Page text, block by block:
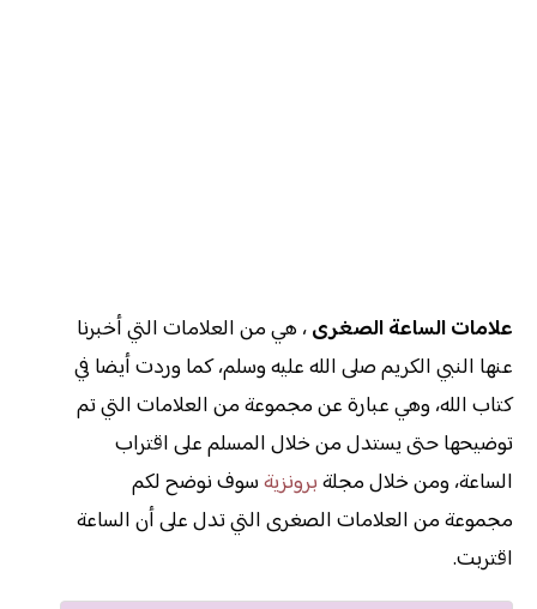
علامات الساعة الصغرى، هي من العلامات التي أخبرنا
عنها النبي الكريم صلى الله عليه وسلم، كما وردت أيضا في
كتاب الله، وهي عبارة عن مجموعة من العلامات التي تم
توضيحها حتى يستدل من خلال المسلم على اقتراب
الساعة، ومن خلال مجلةبرونزيةسوف نوضح لكم
مجموعة من العلامات الصغرى التي تدل على أن الساعة
اقتربت.